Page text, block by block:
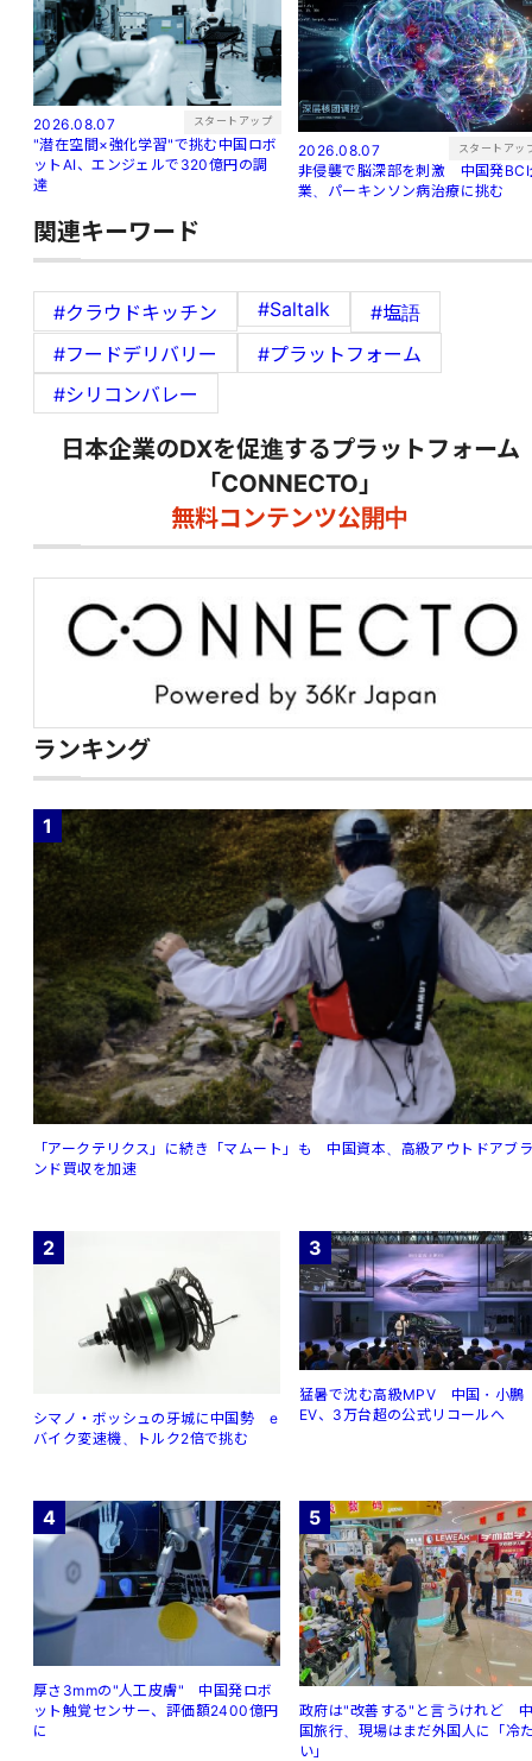
2026.08.07 スタートアップ
"潜在空間×強化学習"で挑む中国ロボ
ットAI、エンジェルで320億円の調
達
2026.08.07 スタートアッ
非侵襲で脳深部を刺激 中国発BCI
業、パーキンソン病治療に挑む
関連キーワード
#クラウドキッチン #Saltalk
#塩語
#フードデリバリー
#プラットフォーム
#シリコンバレー
日本企業のDXを促進するプラットフォーム
「CONNECTO」
無料コンテンツ公開中
ランキング
1
「アークテリクス」に続き「マムート」も 中国資本、高級アウトドアブ
ンド買収を加速
2
シマノ・ボッシュの牙城に中国勢 e
バイク変速機、トルク2倍で挑む
3
猛暑で沈む高級MPV 中国・小鵬
EV、3万台超の公式リコールへ
4
厚さ3mmの"人工皮膚" 中国発ロボ
ット触覚センサー、評価額2400億円
に
5
政府は"改善する"と言うけれど
国旅行、現場はまだ外国人に「冷
い」